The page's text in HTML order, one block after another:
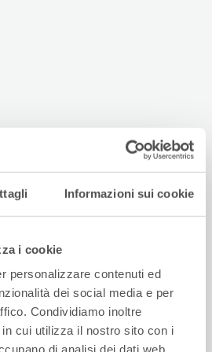
Informazioni sui cookie
i cookie
personalizzare contenuti ed
dei social media e per
Condividiamo inoltre
cui utilizza il nostro sito con i
di analisi dei dati web,